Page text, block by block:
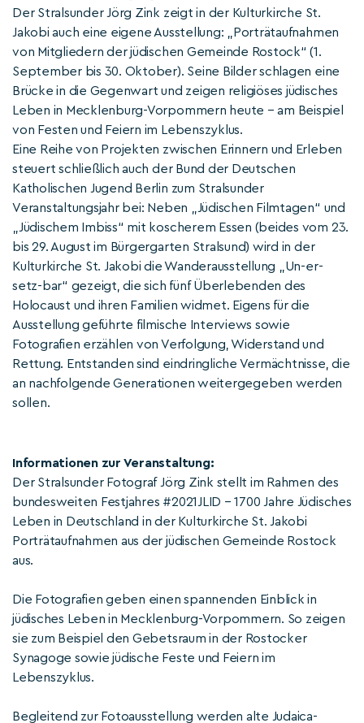
Der Stralsunder Jörg Zink zeigt in der Kulturkirche St.
Jakobi auch eine eigene Ausstellung: „Porträtaufnahmen
von Mitgliedern der jüdischen Gemeinde Rostock“ (1.
September bis 30. Oktober). Seine Bilder schlagen eine
Brücke in die Gegenwart und zeigen religiöses jüdisches
Leben in Mecklenburg-Vorpommern heute – am Beispiel
von Festen und Feiern im Lebenszyklus.
Eine Reihe von Projekten zwischen Erinnern und Erleben
steuert schließlich auch der Bund der Deutschen
Katholischen Jugend Berlin zum Stralsunder
Veranstaltungsjahr bei: Neben „Jüdischen Filmtagen“ und
„Jüdischem Imbiss“ mit koscherem Essen (beides vom 23.
bis 29. August im Bürgergarten Stralsund) wird in der
Kulturkirche St. Jakobi die Wanderausstellung „Un-er-
setz-bar“ gezeigt, die sich fünf Überlebenden des
Holocaust und ihren Familien widmet. Eigens für die
Ausstellung geführte filmische Interviews sowie
Fotografien erzählen von Verfolgung, Widerstand und
Rettung. Entstanden sind eindringliche Vermächtnisse, die
an nachfolgende Generationen weitergegeben werden
sollen.
Informationen zur Veranstaltung:
Der Stralsunder Fotograf Jörg Zink stellt im Rahmen des
bundesweiten Festjahres #2021JLID – 1700 Jahre Jüdisches
Leben in Deutschland in der Kulturkirche St. Jakobi
Porträtaufnahmen aus der jüdischen Gemeinde Rostock
aus.
Die Fotografien geben einen spannenden Einblick in
jüdisches Leben in Mecklenburg-Vorpommern. So zeigen
sie zum Beispiel den Gebetsraum in der Rostocker
Synagoge sowie jüdische Feste und Feiern im
Lebenszyklus.
Begleitend zur Fotoausstellung werden alte Judaica-